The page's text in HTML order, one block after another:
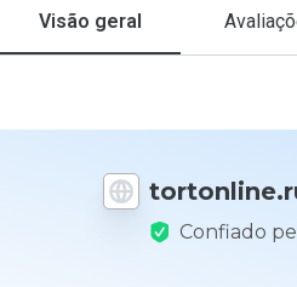
Visão geral
Confiado
que